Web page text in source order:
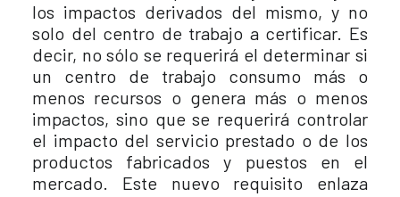
los impactos derivados del mismo, y no
solo del centro de trabajo a certificar. Es
decir, no sólo se requerirá el determinar si
un centro de trabajo consumo más o
menos recursos o genera más o menos
impactos, sino que se requerirá controlar
el impacto del servicio prestado o de los
productos fabricados y puestos en el
mercado. Este nuevo requisito enlaza